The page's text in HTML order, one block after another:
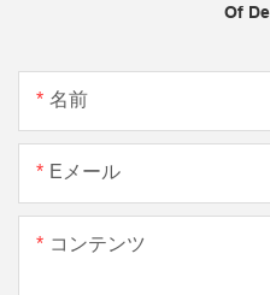
Of
名前
Eメール
コンテンツ